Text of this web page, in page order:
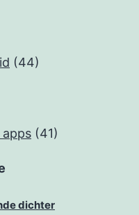
(44)
(41)
dichter